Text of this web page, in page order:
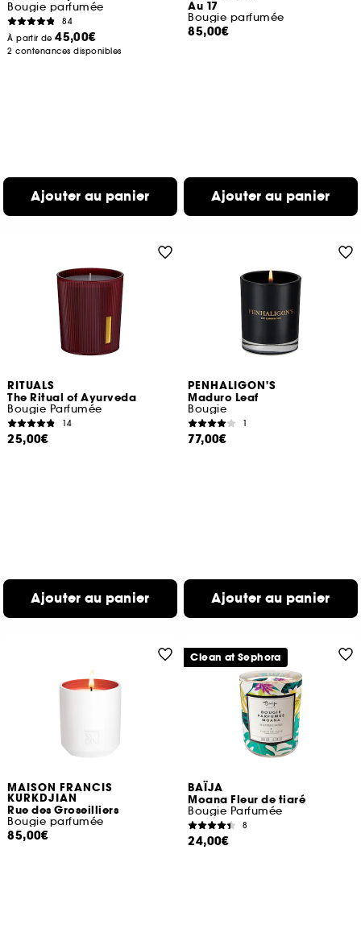
Bougie parfumée
84
À partir de45,00€
2 contenances disponibles
Ajouter au panier
Au 17
Bougie parfumée
85,00€
Ajouter au panier
RITUALS
The Ritual of Ayurveda
Bougie Parfumée
14
25,00€
Ajouter au panier
PENHALIGON'S
Maduro Leaf
Bougie
1
77,00€
Ajouter au panier
MAISON FRANCIS
KURKDJIAN
Rue des Groseilliers
Bougie parfumée
85,00€
BAÏJA
Moana Fleur de tiaré
Bougie Parfumée
8
24,00€
Clean at Sephora